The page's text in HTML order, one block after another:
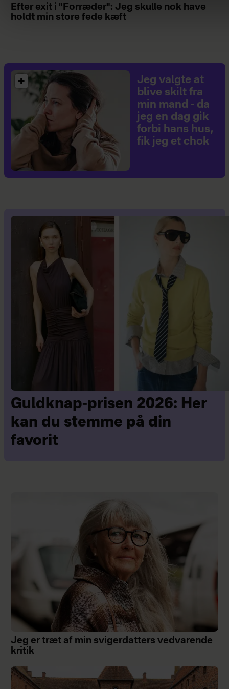
Efter exit i "Forræder": Jeg skulle nok have
holdt min store fede kæft
Jeg valgte at
blive skilt fra
min mand - da
jeg en dag gik
forbi hans hus,
fik jeg et chok
Guldknap-prisen 2026: Her
kan du stemme på din
favorit
Jeg er træt af min svigerdatters vedvarende
kritik